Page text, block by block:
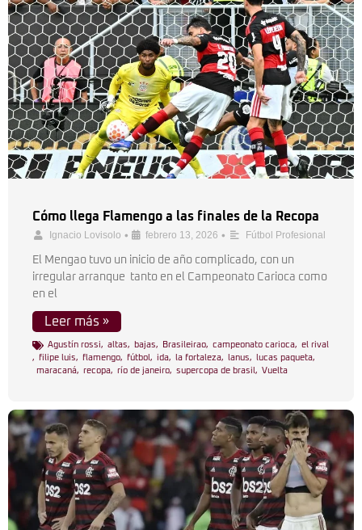
Cómo llega Flamengo a las finales de la Recopa
Ignacio Lovisolo • febrero 13, 2026 • Fútbol Profesional
El Mengao tuvo un inicio de año complicado, con un
irregular arranque tanto en el Campeonato Carioca como
en el
Leer más »
Agustín rossi, altas, bajas, Brasileirao, campeonato carioca, el rival
, filipe luis, flamengo, fútbol , ida, la fortaleza, lanus, lucas paqueta,
maracaná, recopa, río de janeiro, supercopa de brasil , Vuelta